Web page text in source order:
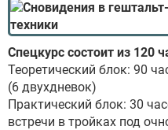
Спецкурс состоит из 120
Теоретический блок: 90
(6 двухдневок)
Практический блок: 30
встречи в тройках под